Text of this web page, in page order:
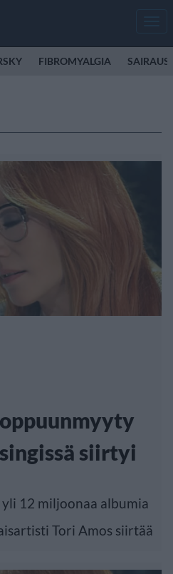
FIBROMYALGIA SAIRAUS
siirtyi
12 miljoonaa albumia
Tori Amos siirtää